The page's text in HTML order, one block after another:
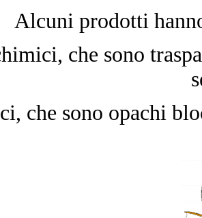
Alcuni prodotti
che sono
che sono opachi